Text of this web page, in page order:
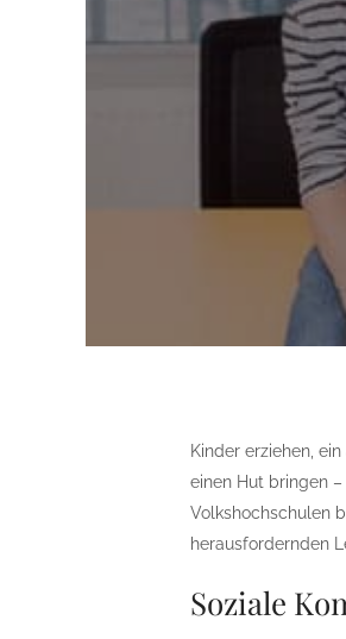
Kinder erziehen,
einen Hut bringen
Volkshochschulen
herausfordernden
Soziale